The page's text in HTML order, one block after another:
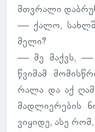
მთვრალი
— ქალო,
მელი?
— მე მაქვს, —
წვი­მამ
რალა და აქ
მად­ლი­ე­რე­ბის
ვი­ყიდე, ასე